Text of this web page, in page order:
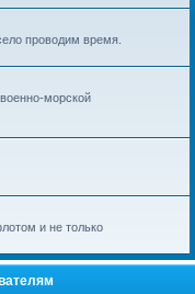
проводим время.
морской
и не только